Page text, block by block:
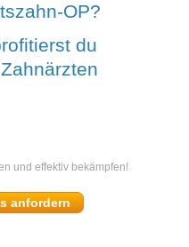
OP?
du
und effektiv bekämpfen!
anfordern